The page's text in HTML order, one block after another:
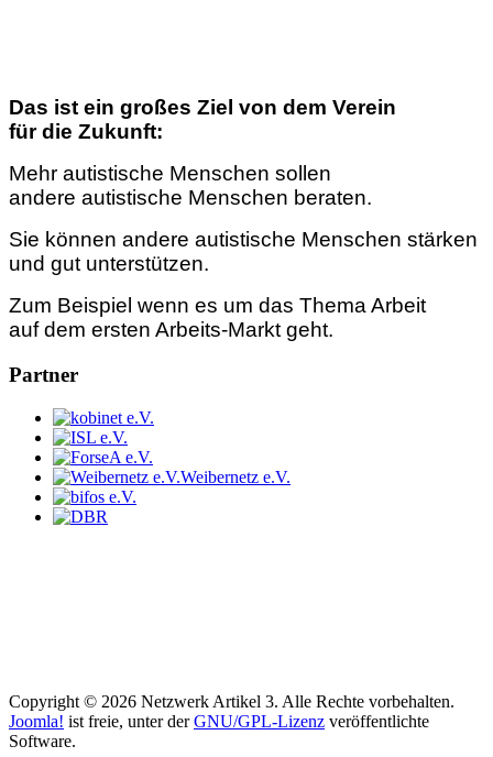
Das ist ein großes Ziel von dem Verein
für die Zukunft:
Mehr autistische Menschen sollen
andere autistische Menschen beraten.
Sie können andere autistische Menschen stärken
und gut unterstützen.
Zum Beispiel wenn es um das Thema Arbeit
auf dem ersten Arbeits-Markt geht.
Partner
Weibernetz e.V.
Copyright © 2026 Netzwerk Artikel 3. Alle Rechte vorbehalten.
Joomla! ist freie, unter derGNU/GPL-Lizenz veröffentlichte
Software.